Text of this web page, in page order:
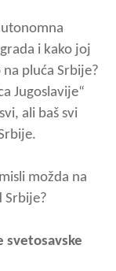
i kako joj
pluća Srbije?
Jugoslavije“
ali baš svi
možda na
Srbije?
svetosavske